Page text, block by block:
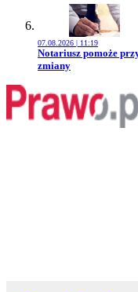
07.08.2026 | 11:19
Przejdź do artykułu:
Notariusz pomoże
zmiany